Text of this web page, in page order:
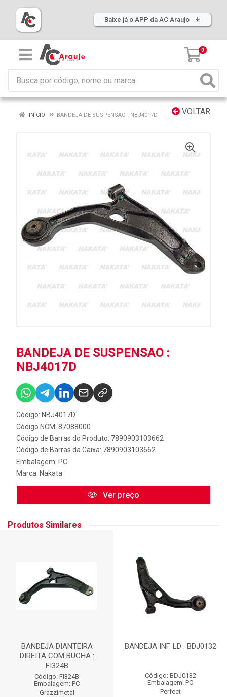
Baixe já o APP da AC Araujo
0
VOLTAR
INÍCIO BANDEJA DE SUSPENSAO : NBJ4017D
BANDEJA DE SUSPENSAO :
NBJ4017D
Código: NBJ4017D
Código NCM: 87088000
Código de Barras do Produto: 7890903103662
Código de Barras da Caixa: 7890903103662
Embalagem: PC
Marca: Nakata
Ver preço
Produtos Similares
BANDEJA DIANTEIRA
DIREITA COM BUCHA :
FI324B
Código: FI324B
Embalagem: PC
Grazzimetal
BANDEJA INF. LD : BDJ0132
Código: BDJ0132
Embalagem: PC
Perfect